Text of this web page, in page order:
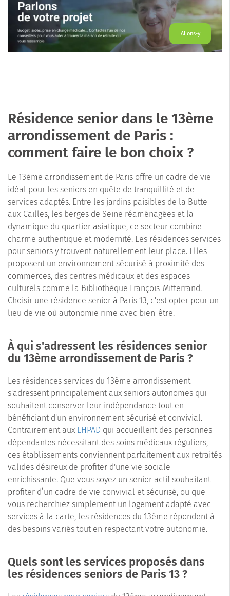
Allons-y
Résidence senior dans le 13ème
arrondissement de Paris :
comment faire le bon choix ?
Le 13ème arrondissement de Paris offre un cadre de vie
idéal pour les seniors en quête de tranquillité et de
services adaptés. Entre les jardins paisibles de la Butte-
aux-Cailles, les berges de Seine réaménagées et la
dynamique du quartier asiatique, ce secteur combine
charme authentique et modernité. Les résidences services
pour seniors y trouvent naturellement leur place. Elles
proposent un environnement sécurisé à proximité des
commerces, des centres médicaux et des espaces
culturels comme la Bibliothèque François-Mitterrand.
Choisir une résidence senior à Paris 13, c'est opter pour un
lieu de vie où autonomie rime avec bien-être.
À qui s'adressent les résidences senior
du 13ème arrondissement de Paris ?
Les résidences services du 13ème arrondissement
s'adressent principalement aux seniors autonomes qui
souhaitent conserver leur indépendance tout en
bénéficiant d'un environnement sécurisé et convivial.
Contrairement aux EHPAD qui accueillent des personnes
dépendantes nécessitant des soins médicaux réguliers,
ces établissements conviennent parfaitement aux retraités
valides désireux de profiter d'une vie sociale
enrichissante. Que vous soyez un senior actif souhaitant
profiter d’un cadre de vie convivial et sécurisé, ou que
vous recherchiez simplement un logement adapté avec
services à la carte, les résidences du 13ème répondent à
des besoins variés tout en respectant votre autonomie.
Quels sont les services proposés dans
les résidences seniors de Paris 13 ?